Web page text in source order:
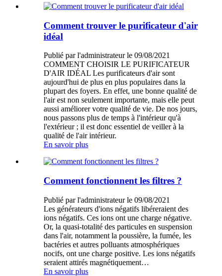
Comment trouver le purificateur d'air
idéal
Publié par l'administrateur le 09/08/2021
COMMENT CHOISIR LE PURIFICATEUR
D'AIR IDÉAL Les purificateurs d'air sont
aujourd'hui de plus en plus populaires dans la
plupart des foyers. En effet, une bonne qualité de
l'air est non seulement importante, mais elle peut
aussi améliorer votre qualité de vie. De nos jours,
nous passons plus de temps à l'intérieur qu'à
l'extérieur ; il est donc essentiel de veiller à la
qualité de l'air intérieur.
En savoir plus
Comment fonctionnent les filtres ?
Publié par l'administrateur le 09/08/2021
Les générateurs d'ions négatifs libéreraient des
ions négatifs. Ces ions ont une charge négative.
Or, la quasi-totalité des particules en suspension
dans l'air, notamment la poussière, la fumée, les
bactéries et autres polluants atmosphériques
nocifs, ont une charge positive. Les ions négatifs
seraient attirés magnétiquement…
En savoir plus